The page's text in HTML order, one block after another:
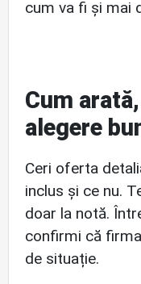
cum va fi și mai
Cum
alegere
Ceri oferta
inclus și ce nu.
doar la notă.
confirmi că
de situație.